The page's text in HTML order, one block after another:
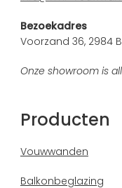
Bezoekadres
Voorzand 36, 2984
Onze showroom is
Producten
Vouwwanden
Balkonbeglazing